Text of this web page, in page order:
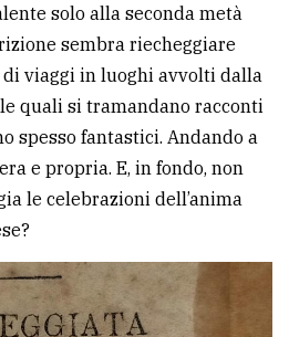
solo alla seconda metà
sembra riecheggiare
viaggi in luoghi avvolti dalla
quali si tramandano racconti
spesso fantastici. Andando a
e propria. E, in fondo, non
le celebrazioni dell’anima